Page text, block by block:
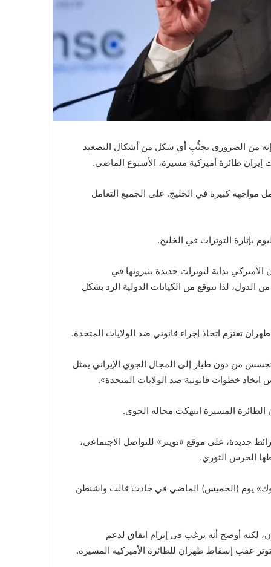
إنه من الضروري تجنُّب أي شكل من أشكال التصعيد
طائرة أميركية مسيرة، الأسبوع الماضي.
كبيرة في الخليج. على الجميع التعامل
بإثارة التوترات في الخليج.
بداية لتوترات جديدة يثيرونها في
لذا نتوقع من الكيانات الدولية الرد بشكل
تعتزم اتخاذ إجراء قانوني ضد الولايات المتحدة.
تجسس من دون طيار إلى المجال الجوي الإيراني يمثل
اتخاذ خطوات قانونية ضد الولايات المتحدة».
الطائرة المسيرة انتهكت مجاله الجوي.
جديدة، على موقع «تويتر» للتواصل الاجتماعي،
الحرس الثوري.
هوك» يوم (الخميس) الماضي في حادث قالت واشنطن
أوضح أنه يرغب في إبرام اتفاق لدعم
عقب إسقاط طهران للطائرة الأميركية المسيرة.